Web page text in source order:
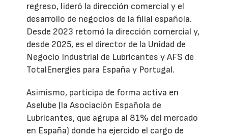
regreso, lideró la dirección comercial y el
desarrollo de negocios de la filial española.
Desde 2023 retomó la dirección comercial y,
desde 2025, es el director de la Unidad de
Negocio Industrial de Lubricantes y AFS de
TotalEnergies para España y Portugal.
Asimismo, participa de forma activa en
Aselube (la Asociación Española de
Lubricantes, que agrupa al 81% del mercado
en España) donde ha ejercido el cargo de